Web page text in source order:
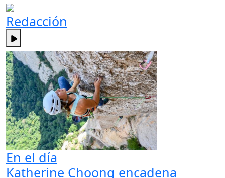
Redacción
En el día
Katherine Choong encadena